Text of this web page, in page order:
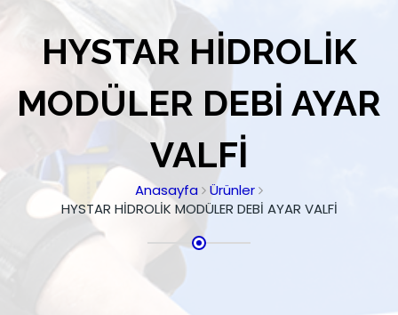
HYSTAR HİDROLİK
MODÜLER DEBİ AYAR
VALFİ
Anasayfa
Ürünler
HYSTAR HİDROLİK MODÜLER DEBİ AYAR VALFİ